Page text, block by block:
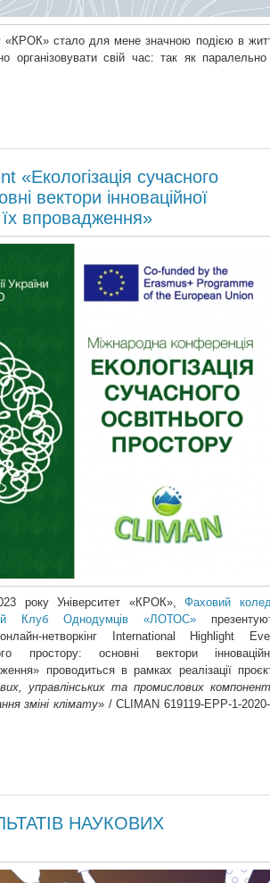
«КРОК» стало для мене значною подією в
організовувати свій час: так як
«Екологізація сучасного
вектори інноваційної
впровадження»
року Університет «КРОК», Фаховий
Клуб Однодумців «ЛОТОС»
нетворкінг International Highlight
простору: основні вектори
проводиться в рамках реалізації
управлінських та промислових
зміні клімату» / CLIMAN 619119-EPP-1-
НАУКОВИХ